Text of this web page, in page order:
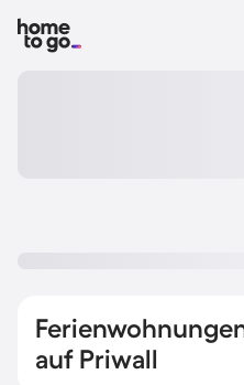
auf Priwall